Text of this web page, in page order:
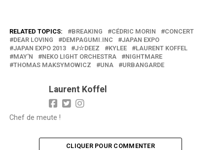
RELATED TOPICS: BREAKING CÉDRIC MORIN
CONCERT
DEAR LOVING
DEMPAGUMI.INC
JAPAN EXPO
JAPAN EXPO 2013
J☆DEEZ KYLEE
LAURENT KOFFEL
MAY'N
NEKO LIGHT ORCHESTRA
NIGHTMARE
THOMAS MAKSYMOWICZ
UNA URBANGARDE
Laurent Koffel
Chef de meute !
CLIQUER POUR COMMENTER